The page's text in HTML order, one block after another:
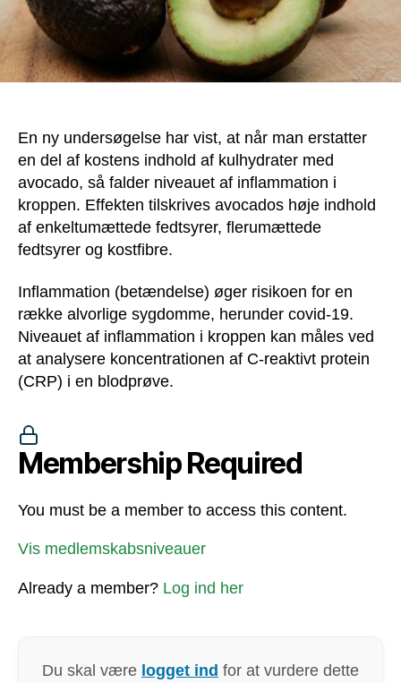
En ny undersøgelse har vist, at når man erstatter
en del af kostens indhold af kulhydrater med
avocado, så falder niveauet af inflammation i
kroppen. Effekten tilskrives avocados høje indhold
af enkeltumættede fedtsyrer, flerumættede
fedtsyrer og kostfibre.
Inflammation (betændelse) øger risikoen for en
række alvorlige sygdomme, herunder covid-19.
Niveauet af inflammation i kroppen kan måles ved
at analysere koncentrationen af C-reaktivt protein
(CRP) i en blodprøve.
Membership Required
You must be a member to access this content.
Vis medlemskabsniveauer
Already a member? Log ind her
Du skal være logget ind for at vurdere dette